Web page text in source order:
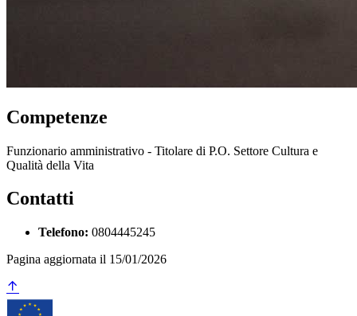
Competenze
Funzionario amministrativo - Titolare di P.O. Settore Cultura e
Qualità della Vita
Contatti
Telefono: 0804445245
Pagina aggiornata il 15/01/2026